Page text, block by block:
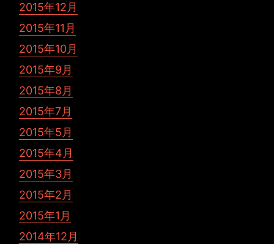
2015年12月
2015年11月
2015年10月
2015年9月
2015年8月
2015年7月
2015年5月
2015年4月
2015年3月
2015年2月
2015年1月
2014年12月